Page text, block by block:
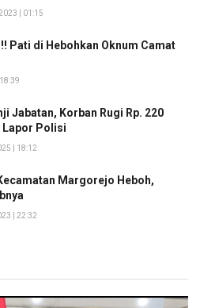
| 01:15
Pati di Hebohkan Oknum Camat
Jabatan, Korban Rugi Rp. 220
Lapor Polisi
| 18:12
Margorejo Heboh,
| 22:32